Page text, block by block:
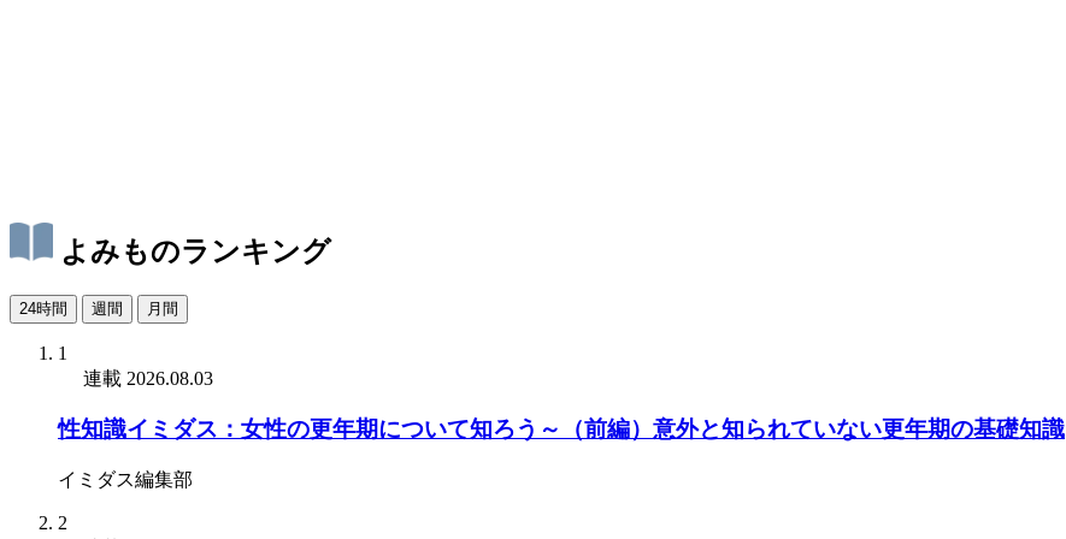
よみものランキング
24時間 週間 月間
1
連載 2026.08.03
性知識イミダス：女性の更年期について知ろう～（前編）意外と知られていない更年期の基礎知識
イミダス編集部
2